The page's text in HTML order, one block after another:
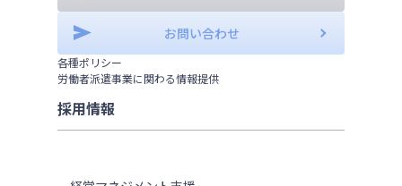
お問い合わせ
各種ポリシー
労働者派遣事業に関わる情報提供
採用情報